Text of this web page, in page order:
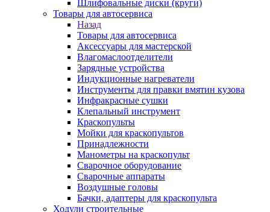
Шлифовальные диски (круги)
Товары для автосервиса
Назад
Товары для автосервиса
Аксессуары для мастерской
Влагомаслоотделители
Зарядные устройства
Индукционные нагреватели
Инструменты для правки вмятин кузова
Инфракрасные сушки
Клепальный инструмент
Краскопульты
Мойки для краскопультов
Принадлежности
Манометры на краскопульт
Сварочное оборудование
Сварочные аппараты
Воздушные головы
Бачки, адаптеры для краскопульта
Ходули строительные